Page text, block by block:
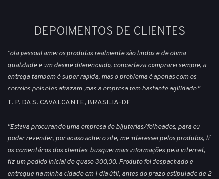
DEPOIMENTOS DE CLIENTES
"ola pessoal amei os produtos realmente são lindos e de otima
qualidade e um desine diferenciado, concerteza comprarei sempre, a
entrega tambem é super rapida, mas o problema é apenas com os
correios pois eles atrazam ,mas a empresa tem bastante agilidade."
T. P. DA S. CAVALCANTE, BRASILIA-DF
"Estava procurando uma empresa de bijuterias/folheados, para eu
poder revender, por acaso achei o site, me interessei pelos produtos, lí
os comentários dos clientes, busquei mais informações pela internet,
fiz um pedido inicial de quase 300,00. Produto foi despachado e
entregue na minha cidade em 1 dia útil, antes do prazo estipulado de 2